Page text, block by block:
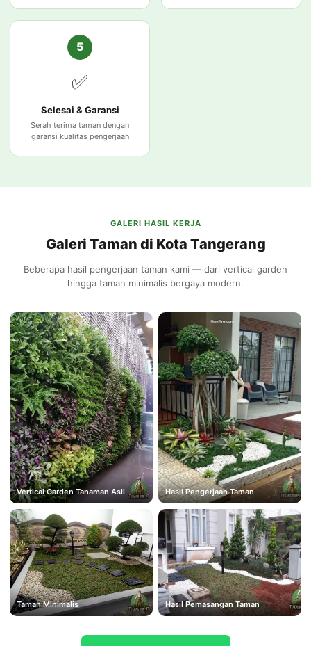
5
✅
Selesai & Garansi
Serah terima taman dengan
garansi kualitas pengerjaan
GALERI HASIL KERJA
Galeri Taman di Kota Tangerang
Beberapa hasil pengerjaan taman kami — dari vertical garden
hingga taman minimalis bergaya modern.
Vertical Garden Tanaman Asli Hasil Pengerjaan Taman
Taman Minimalis Hasil Pemasangan Taman